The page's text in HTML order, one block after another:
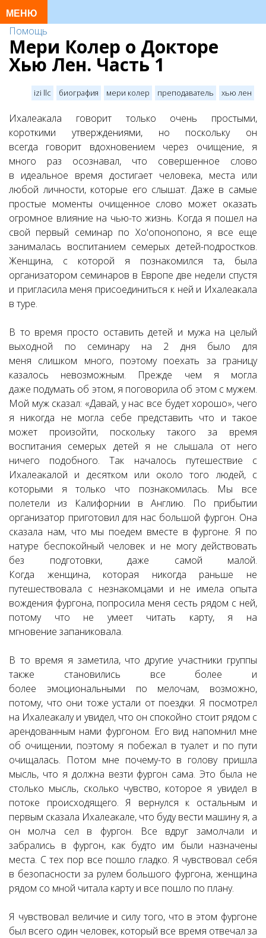
Помощь
Мери Колер о Докторе
Хью Лен. Часть 1
izi llc биография мери колер преподаватель хью лен
Ихалеакала говорит только очень простыми,
короткими утверждениями, но поскольку он
всегда говорит вдохновением через очищение, я
много раз осознавал, что совершенное слово
в идеальное время достигает человека, места или
любой личности, которые его слышат. Даже в самые
простые моменты очищенное слово может оказать
огромное влияние на чью-то жизнь. Когда я пошел на
свой первый семинар по Хо'опонопоно, я все еще
занималась воспитанием семерых детей-подростков.
Женщина, с которой я познакомился та, была
организатором семинаров в Европе две недели спустя
и пригласила меня присоединиться к ней и Ихалеакала
в туре.
В то время просто оставить детей и мужа на целый
выходной по семинару на 2 дня было для
меня слишком много, поэтому поехать за границу
казалось невозможным. Прежде чем я могла
даже подумать об этом, я поговорила об этом с мужем.
Мой муж сказал: «Давай, у нас все будет хорошо», чего
я никогда не могла себе представить что и такое
может произойти, поскольку такого за время
воспитания семерых детей я не слышала от него
ничего подобного. Так началось путешествие с
Ихалеакалой и десятком или около того людей, с
которыми я только что познакомилась. Мы все
полетели из Калифорнии в Англию. По прибытии
организатор приготовил для нас большой фургон. Она
сказала нам, что мы поедем вместе в фургоне. Я по
натуре беспокойный человек и не могу действовать
без подготовки, даже самой малой.
Когда женщина, которая никогда раньше не
путешествовала с незнакомцами и не имела опыта
вождения фургона, попросила меня сесть рядом с ней,
потому что не умеет читать карту, я на
мгновение запаниковала.
В то время я заметила, что другие участники группы
также становились все более и
более эмоциональными по мелочам, возможно,
потому, что они тоже устали от поездки. Я посмотрел
на Ихалеакалу и увидел, что он спокойно стоит рядом с
арендованным нами фургоном. Его вид напомнил мне
об очищении, поэтому я побежал в туалет и по пути
очищалась. Потом мне почему-то в голову пришла
мысль, что я должна везти фургон сама. Это была не
столько мысль, сколько чувство, которое я увидел в
потоке происходящего. Я вернулся к остальным и
первым сказала Ихалеакале, что буду вести машину я, а
он молча сел в фургон. Все вдруг замолчали и
забрались в фургон, как будто им были назначены
места. С тех пор все пошло гладко. Я чувствовал себя
в безопасности за рулем большого фургона, женщина
рядом со мной читала карту и все пошло по плану.
Я чувствовал величие и силу того, что в этом фургоне
был всего один человек, который все время отвечал за